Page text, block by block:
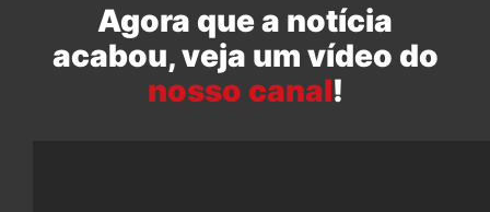
Agora que a notícia
acabou, veja um vídeo do
nosso canal!